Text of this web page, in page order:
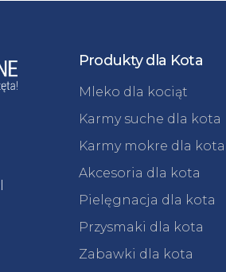
Produkty dla Kota
Mleko dla kociąt
Karmy suche dla kota
Karmy mokre dla kota
Akcesoria dla kota
Pielęgnacja dla kota
Przysmaki dla kota
Zabawki dla kota